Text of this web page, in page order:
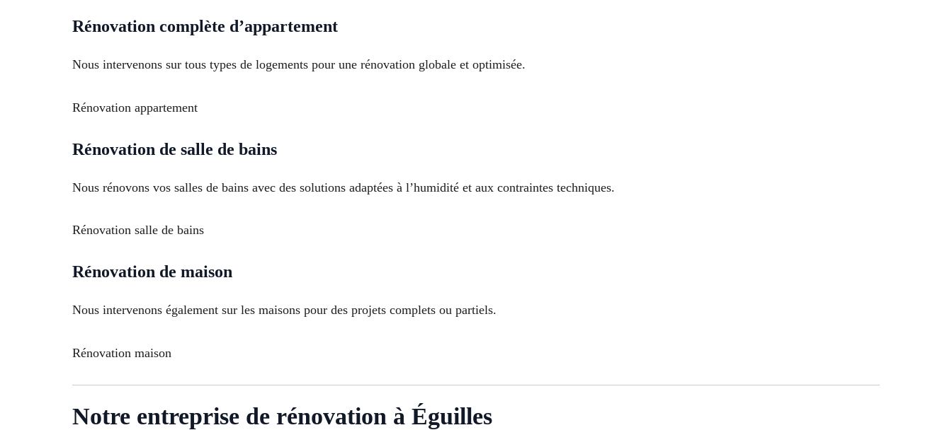
Rénovation complète d’appartement
Nous intervenons sur tous types de logements pour une rénovation globale et optimisée.
Rénovation appartement
Rénovation de salle de bains
Nous rénovons vos salles de bains avec des solutions adaptées à l’humidité et aux contraintes techniques.
Rénovation salle de bains
Rénovation de maison
Nous intervenons également sur les maisons pour des projets complets ou partiels.
Rénovation maison
Notre entreprise de rénovation à Éguilles